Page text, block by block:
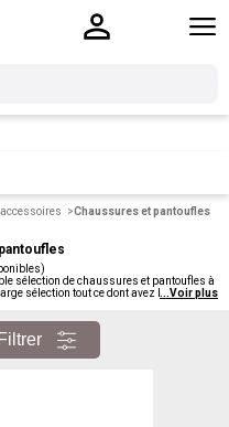
accessoires Chaussures et pantoufles
sélection de chaussures et pantoufles à
sélection tout ce dont avez besoin au
...Voir plus
Filtrer